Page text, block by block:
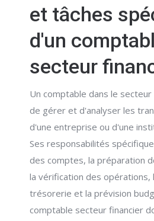
et tâches
d'un
secteur
Un comptable dans le
de gérer et d'analyser les
d'une entreprise ou d'une
Ses responsabilités
des comptes, la préparation
la vérification des opérations,
trésorerie et la prévision
comptable secteur financier